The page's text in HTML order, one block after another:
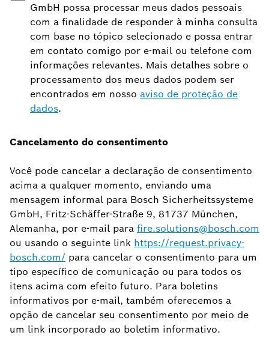
GmbH possa processar meus dados pessoais
com a finalidade de responder à minha consulta
com base no tópico selecionado e possa entrar
em contato comigo por e-mail ou telefone com
informações relevantes. Mais detalhes sobre o
processamento dos meus dados podem ser
encontrados em nosso aviso de proteção de
dados.
Cancelamento do consentimento
Você pode cancelar a declaração de consentimento
acima a qualquer momento, enviando uma
mensagem informal para Bosch Sicherheitssysteme
GmbH, Fritz-Schäffer-Straße 9, 81737 München,
Alemanha, por e-mail para fire.solutions@bosch.com
ou usando o seguinte link https://request.privacy-
bosch.com/ para cancelar o consentimento para um
tipo específico de comunicação ou para todos os
itens acima com efeito futuro. Para boletins
informativos por e-mail, também oferecemos a
opção de cancelar seu consentimento por meio de
um link incorporado ao boletim informativo.